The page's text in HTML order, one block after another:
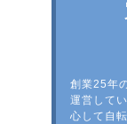
創業25年
運営して
心して自